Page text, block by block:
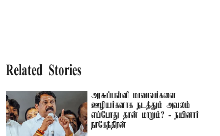
Related Stories
அரசுப்பள்ளி மாணவர்களை
ஊழியர்களாக நடத்தும் அவலம்
எப்போது தான் மாறும்? - நயினார்
நாகேந்திரன்